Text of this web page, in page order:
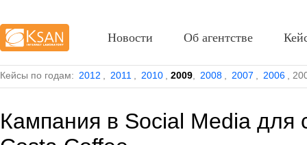
Кейсы по годам: 2012 2011 2010 2009 2008 2007 2006
Кампания в Social Media для
Новости Об агентстве